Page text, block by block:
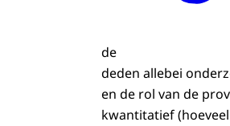
de
deden allebei
en de rol van de
kwantitatief